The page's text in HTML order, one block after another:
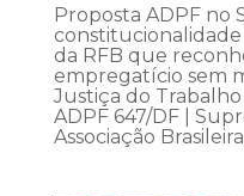
Proposta ADPF no
constitucionalidade
da RFB que
empregatício sem
Justiça do Trabalho
ADPF 647/DF |
Associação